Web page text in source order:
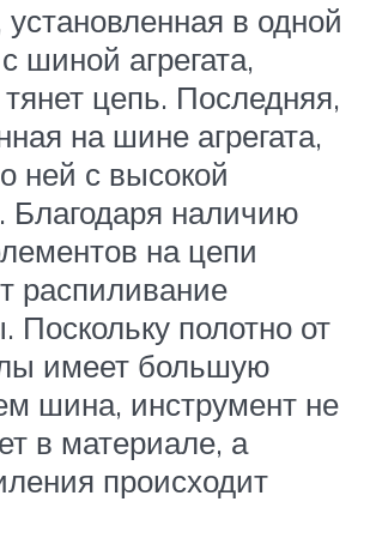
установленная в одной
шиной агрегата,
цепь. Последняя,
на шине агрегата,
ней с высокой
Благодаря наличию
на цепи
распиливание
Поскольку полотно от
имеет большую
шина, инструмент не
в материале, а
происходит